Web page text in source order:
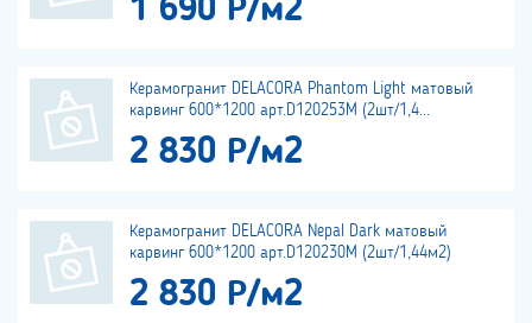
1 690 Р/м2
Керамогранит DELACORA Phantom Light матовый
карвинг 600*1200 арт.D120253M (2шт/1,4...
2 830 Р/м2
Керамогранит DELACORA Nepal Dark матовый
карвинг 600*1200 арт.D120230M (2шт/1,44м2)
2 830 Р/м2